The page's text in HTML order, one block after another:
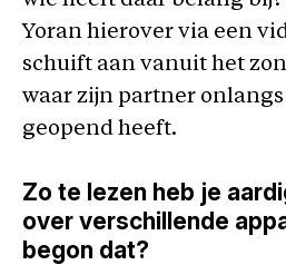
Yoran hierover via een
schuift aan vanuit het
waar zijn partner
geopend heeft.
Zo te lezen heb je
over verschillende
begon dat?